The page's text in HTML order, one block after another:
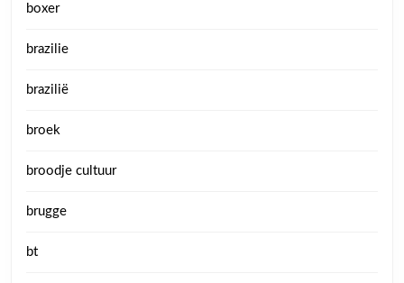
boxer
brazilie
brazilië
broek
broodje cultuur
brugge
bt